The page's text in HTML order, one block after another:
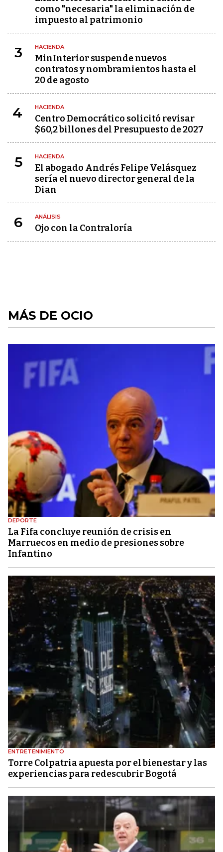
como "necesaria" la eliminación de
impuesto al patrimonio
3 HACIENDA
MinInterior suspende nuevos
contratos y nombramientos hasta el
20 de agosto
4 HACIENDA
Centro Democrático solicitó revisar
$60,2 billones del Presupuesto de 2027
5 HACIENDA
El abogado Andrés Felipe Velásquez
sería el nuevo director general de la
Dian
6 ANÁLISIS
Ojo con la Contraloría
MÁS DE OCIO
DEPORTE
La Fifa concluye reunión de crisis en
Marruecos en medio de presiones sobre
Infantino
ENTRETENIMIENTO
Torre Colpatria apuesta por el bienestar y las
experiencias para redescubrir Bogotá